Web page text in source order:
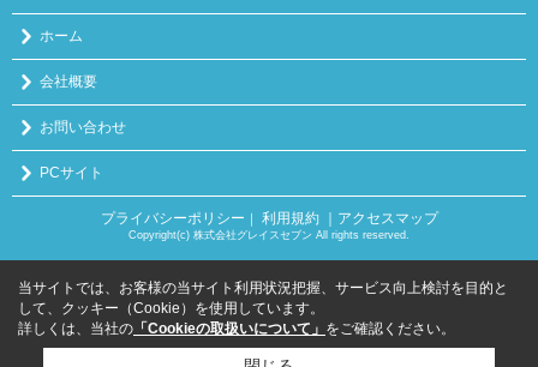
ホーム
会社概要
お問い合わせ
PCサイト
プライバシーポリシー ｜ 利用規約 ｜アクセスマップ
Copyright(c) 株式会社グレイスセブン All rights reserved.
当サイトでは、お客様の当サイト利用状況把握、サービス向上検討を目的と
して、クッキー（Cookie）を使用しています。
詳しくは、当社の 「Cookieの取扱いについて」 をご確認ください。